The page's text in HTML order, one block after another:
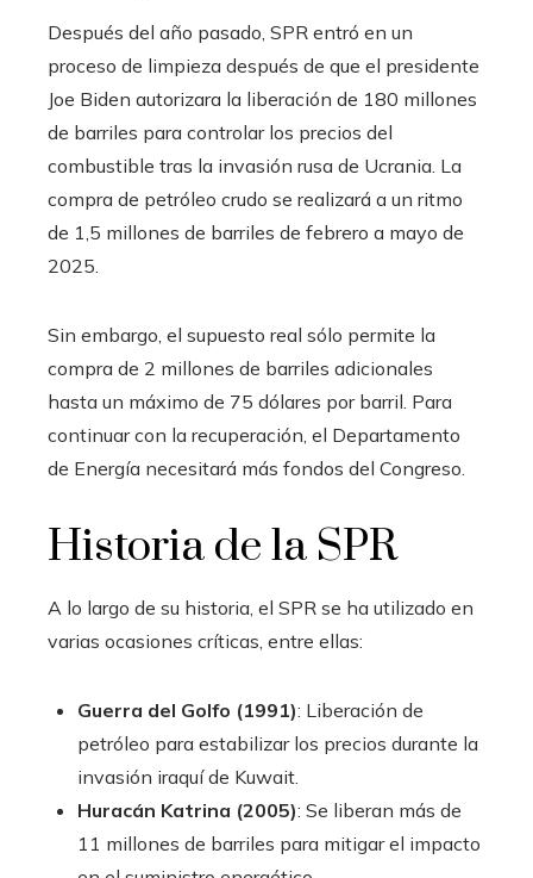
Después del año pasado, SPR entró en un
proceso de limpieza después de que el presidente
Joe Biden autorizara la liberación de 180 millones
de barriles para controlar los precios del
combustible tras la invasión rusa de Ucrania. La
compra de petróleo crudo se realizará a un ritmo
de 1,5 millones de barriles de febrero a mayo de
2025.
Sin embargo, el supuesto real sólo permite la
compra de 2 millones de barriles adicionales
hasta un máximo de 75 dólares por barril. Para
continuar con la recuperación, el Departamento
de Energía necesitará más fondos del Congreso.
Historia de la SPR
A lo largo de su historia, el SPR se ha utilizado en
varias ocasiones críticas, entre ellas:
Guerra del Golfo (1991): Liberación de
petróleo para estabilizar los precios durante la
invasión iraquí de Kuwait.
Huracán Katrina (2005): Se liberan más de
11 millones de barriles para mitigar el impacto